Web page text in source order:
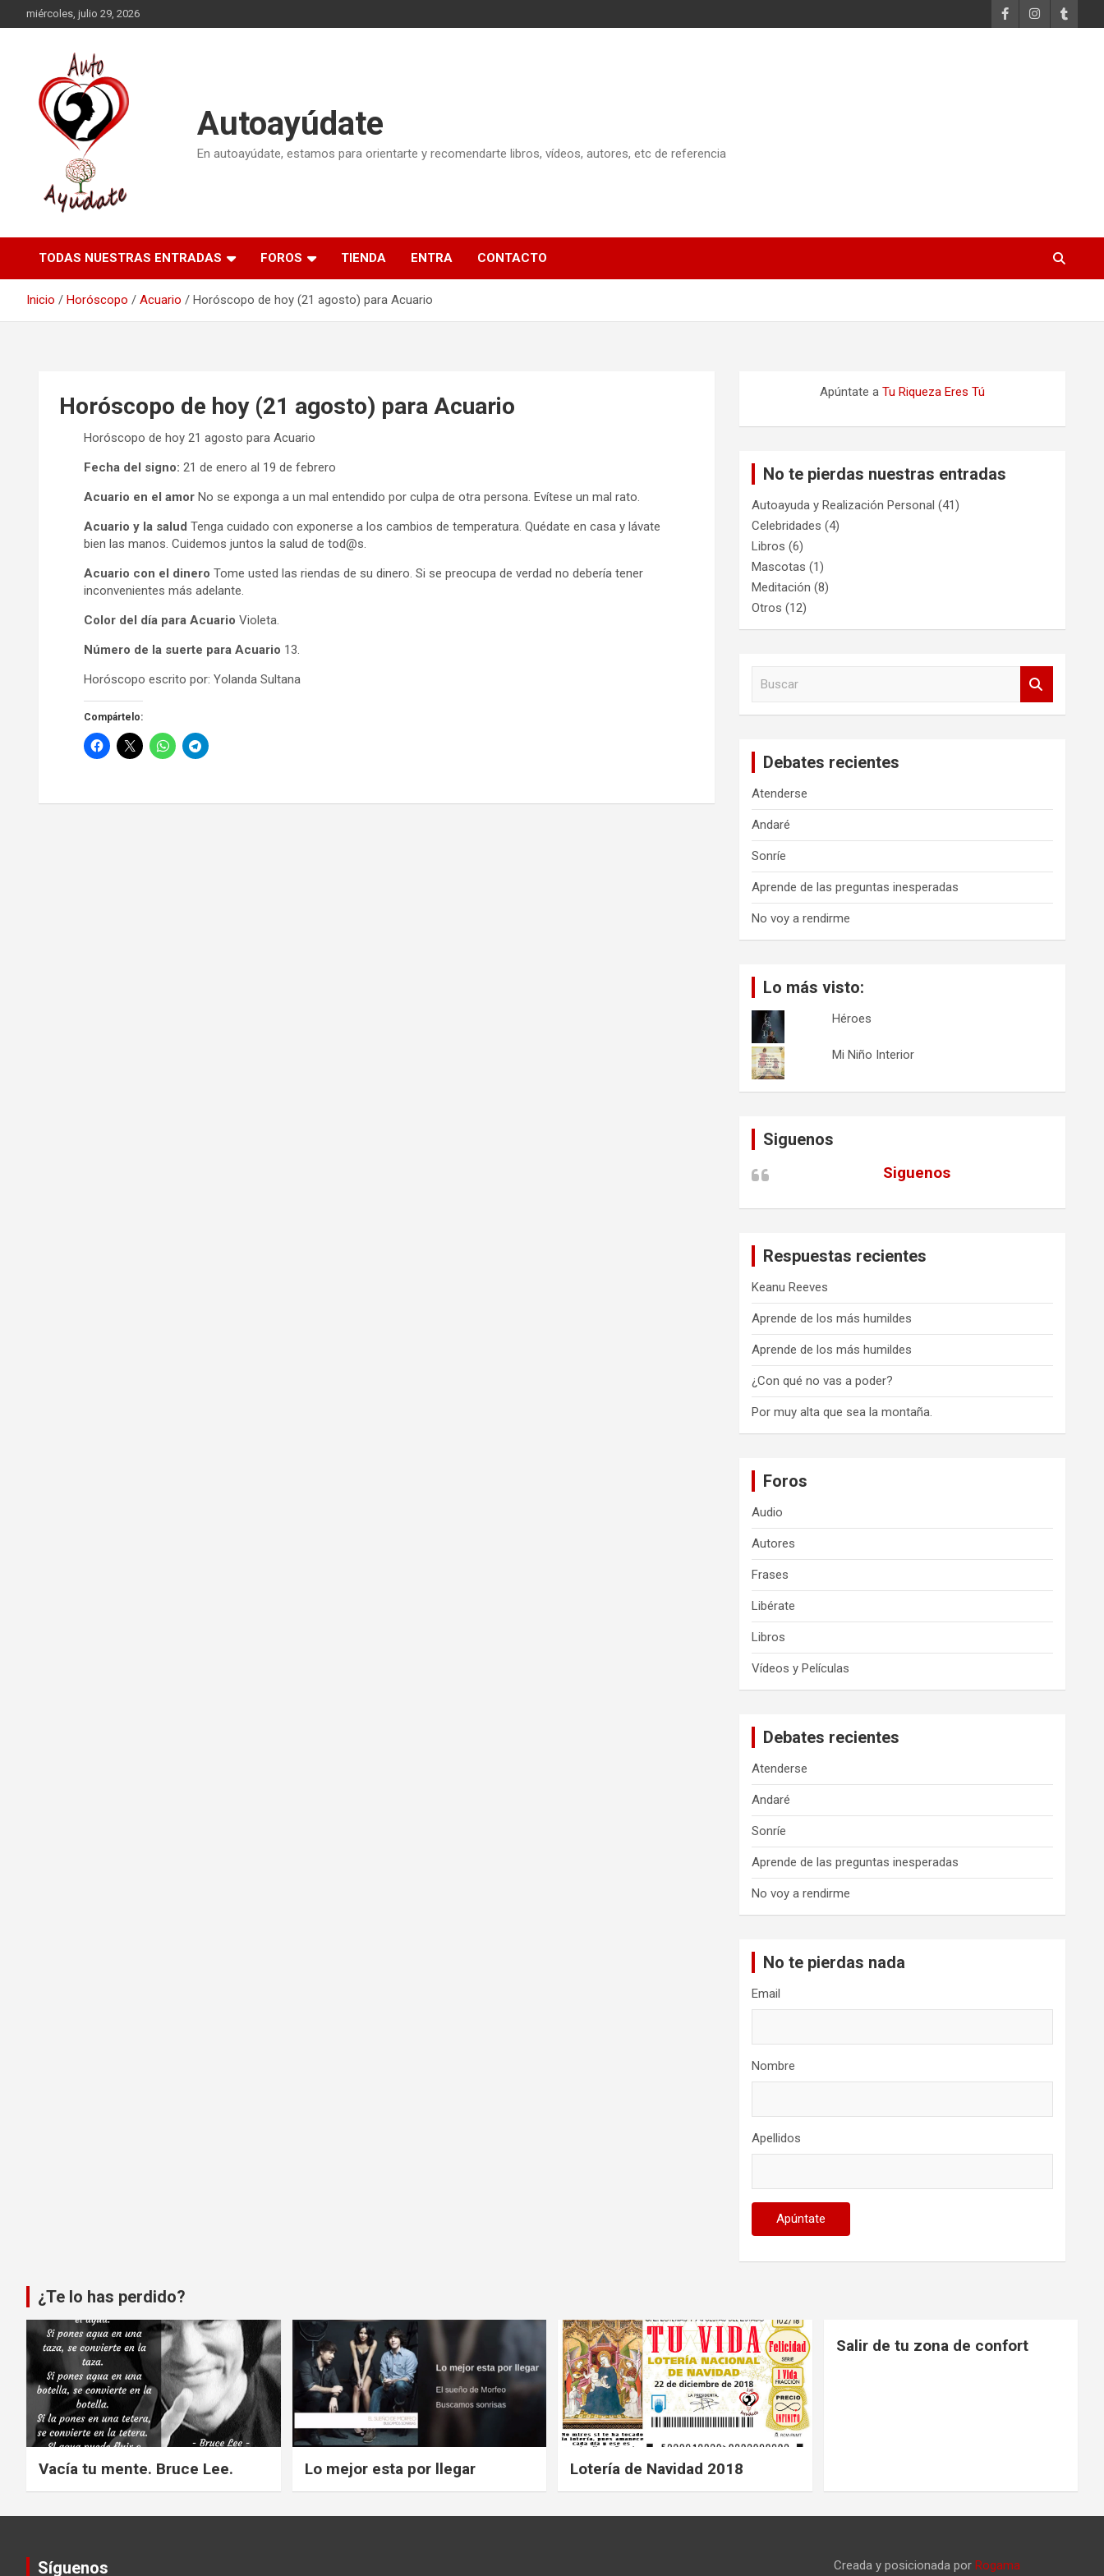
al
miércoles, julio 29, 2026
Autoayúdate
En autoayúdate, estamos para orientarte y recomendarte libros, vídeos, autores, etc de referencia
TODAS NUESTRAS ENTRADAS FOROS TIENDA ENTRA CONTACTO
Inicio Horóscopo Acuario Horóscopo de hoy (21 agosto) para Acuario
Horóscopo de hoy (21 agosto) para Acuario
Horóscopo de hoy 21 agosto para Acuario
Fecha del signo: 21 de enero al 19 de febrero
Acuario en el amor No se exponga a un mal entendido por culpa de otra persona. Evítese un mal rato.
Acuario y la salud Tenga cuidado con exponerse a los cambios de temperatura. Quédate en casa y lávate
bien las manos. Cuidemos juntos la salud de tod@s.
Acuario con el dinero Tome usted las riendas de su dinero. Si se preocupa de verdad no debería tener
inconvenientes más adelante.
Color del día para Acuario Violeta.
Número de la suerte para Acuario 13.
Horóscopo escrito por: Yolanda Sultana
Compártelo:
Apúntate aTu Riqueza Eres Tú
No te pierdas nuestras entradas
Autoayuda y Realización Personal (41)
Celebridades (4)
Libros (6)
Mascotas (1)
Meditación (8)
Otros (12)
Debates recientes
Atenderse
Andaré
Sonríe
Aprende de las preguntas inesperadas
No voy a rendirme
Lo más visto:
Héroes
Mi Niño Interior
Siguenos
Siguenos
Respuestas recientes
Keanu Reeves
Aprende de los más humildes
Aprende de los más humildes
¿Con qué no vas a poder?
Por muy alta que sea la montaña.
Foros
Audio
Autores
Frases
Libérate
Libros
Vídeos y Películas
Debates recientes
Atenderse
Andaré
Sonríe
Aprende de las preguntas inesperadas
No voy a rendirme
No te pierdas nada
Email
Nombre
Apellidos
¿Te lo has perdido?
Vacía tu mente. Bruce Lee. Lo mejor esta por llegar Lotería de Navidad 2018
Salir de tu zona de confort
Síguenos Creada y posicionada por Rogama